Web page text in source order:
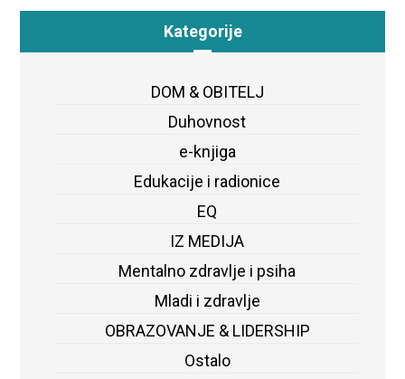
Kategorije
DOM & OBITELJ
Duhovnost
e-knjiga
Edukacije i radionice
EQ
IZ MEDIJA
Mentalno zdravlje i psiha
Mladi i zdravlje
OBRAZOVANJE & LIDERSHIP
Ostalo